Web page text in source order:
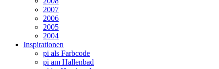
2007
2006
2005
2004
Inspirationen
pi als Farbcode
pi am Hallenbad